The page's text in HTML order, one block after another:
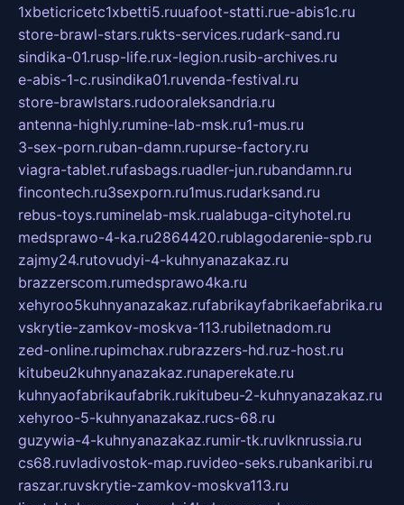
1xbeticricetc1xbetti5.ruuafoot-statti.rue-abis1c.ru
store-brawl-stars.rukts-services.rudark-sand.ru
sindika-01.rusp-life.rux-legion.rusib-archives.ru
e-abis-1-c.rusindika01.ruvenda-festival.ru
store-brawlstars.rudooraleksandria.ru
antenna-highly.rumine-lab-msk.ru1-mus.ru
3-sex-porn.ruban-damn.rupurse-factory.ru
viagra-tablet.rufasbags.ruadler-jun.rubandamn.ru
fincontech.ru3sexporn.ru1mus.rudarksand.ru
rebus-toys.ruminelab-msk.rualabuga-cityhotel.ru
medsprawo-4-ka.ru2864420.rublagodarenie-spb.ru
zajmy24.rutovudyi-4-kuhnyanazakaz.ru
brazzerscom.rumedsprawo4ka.ru
xehyroo5kuhnyanazakaz.rufabrikayfabrikaefabrika.ru
vskrytie-zamkov-moskva-113.rubiletnadom.ru
zed-online.rupimchax.rubrazzers-hd.ruz-host.ru
kitubeu2kuhnyanazakaz.runaperekate.ru
kuhnyaofabrikaufabrik.rukitubeu-2-kuhnyanazakaz.ru
xehyroo-5-kuhnyanazakaz.rucs-68.ru
guzywia-4-kuhnyanazakaz.rumir-tk.ruvlknrussia.ru
cs68.ruvladivostok-map.ruvideo-seks.rubankaribi.ru
raszar.ruvskrytie-zamkov-moskva113.ru